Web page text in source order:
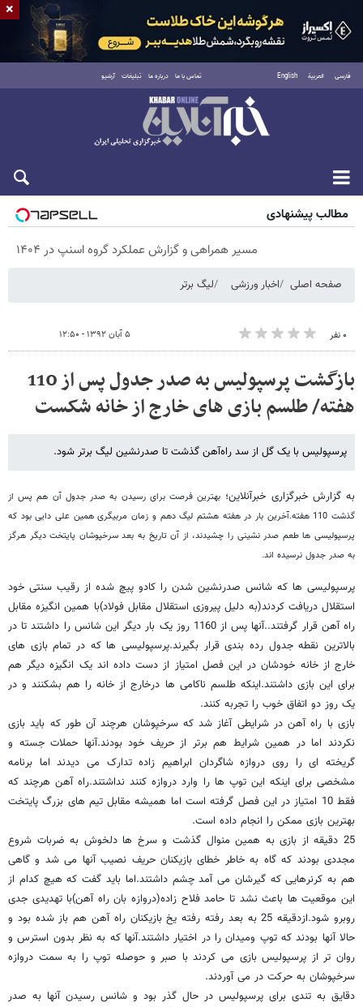
فارسی العربية English تماس با ما درباره ما تبلیغات آرشیو
پنجشنبه ۱۵ مرداد ۱۴۰۵
مطالب پیشنهادی
مسیر همراهی و گزارش عملکرد گروه اسنپ در ۱۴۰۴
صفحه اصلی اخبار ورزشی لیگ برتر
۰ نفر ۵ آبان ۱۳۹۲ - ۱۲:۵۰
بازگشت پرسپولیس به صدر جدول پس از 110
هفته/ طلسم بازی های خارج از خانه شکست
پرسپولیس با یک گل از سد راه‌آهن گذشت تا صدرنشین لیگ برتر شود.
به گزارش خبرگزاری خبرآنلاین؛ بهترین فرصت برای رسیدن به صدر جدول آن هم پس از
گذشت 110 هفته.آخرین بار در هفته هشتم لیگ دهم و زمان مربیگری همین علی دایی بود که
پرسپولیسی ها طعم صدر نشینی را چشیدند، از آن تاریخ به بعد سرخپوشان پایتخت دیگر هرگز
به صدر جدول نرسیده اند.
پرسپولیسی ها که شانس صدرنشین شدن را کادو پیچ شده از رقیب سنتی خود
استقلال دریافت کردند(به دلیل پیروزی استقلال مقابل فولاد)با همین انگیزه مقابل
راه آهن قرار گرفتند..آنها پس از 1160 روز یک بار دیگر این شانس را داشتند تا در
بالاترین نقطه جدول رده بندی قرار بگیرند.پرسپولیسی ها که در تمام بازی های
خارج از خانه خودشان در این فصل امتیاز از دست داده اند یک انگیزه دیگر هم
برای این بازی داشتند.اینکه طلسم ناکامی ها درخارج از خانه را هم بشکنند و در
یک روز دو اتفاق خوب را تجربه کنند.
بازی با راه آهن در شرایطی آغاز شد که سرخپوشان هرچند آن طور که باید بازی
نکردند اما در همین شرایط هم برتر از حریف خود بودند.آنها حملات جسته و
گریخته ای را روی دروازه شاگردان ابراهیم زاده تدارک می دیدند اما برنامه
مشخصی برای اینکه این توپ ها را وارد دروازه کنند نداشتند.راه آهن هرچند که
فقط 10 امتیاز در این فصل گرفته است اما همیشه مقابل تیم های بزرگ پایتخت
بهترین بازی ممکن را انجام داده است.
25 دقیقه از بازی به همین منوال گذشت و سرخ ها دلخوش به ضربات شروع
مجددی بودند که گاه به خاطر خطای بازیکنان حریف نصیب آنها می شد و گاهی
هم به کرنرهایی که گیرشان می آمد چشم داشتند.اما باید گفت که هیچ کدام از
این موقعیت ها باعث نشد تا حامد فلاح زاده(دروازه بان راه آهن)با تهدیدی جدی
روبرو شود.ازدقیقه 25 به بعد رفته رفته یخ بازیکنان راه آهن هم باز شده بود و
حالا آنها بودند که توپ ومیدان را در اختیار داشتند.آنها که به نظر بدون استرس و
روان تر از پرسپولیس بازی می کردند با صبر و حوصله توپ را به سمت دروازه
سرخپوشان به حرکت در می آوردند.
دقایق به تندی برای پرسپولیس در حال گذر بود و شانس رسیدن آنها به صدر
×